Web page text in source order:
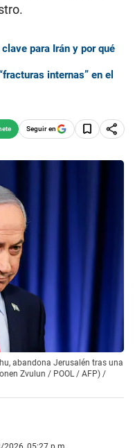
para Irán y por qué
internas” en el
Seguir en
abandona Jerusalén tras una
Zvulun / POOL / AFP) /